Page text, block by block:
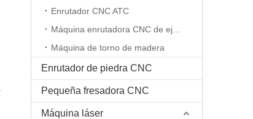
Enrutador CNC ATC
Máquina de torno de madera
Enrutador de piedra CNC
Pequeña fresadora CNC
Máquina láser